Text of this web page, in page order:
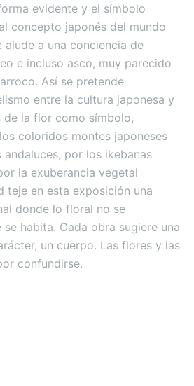
evidente y el símbolo
concepto japonés del mundo
a una conciencia de
e incluso asco, muy parecido
Así se pretende
entre la cultura japonesa y
de la flor como símbolo,
coloridos montes japoneses
por los ikebanas
la exuberancia vegetal
teje en esta exposición una
donde lo floral no se
habita. Cada obra sugiere una
un cuerpo. Las flores y las
confundirse.